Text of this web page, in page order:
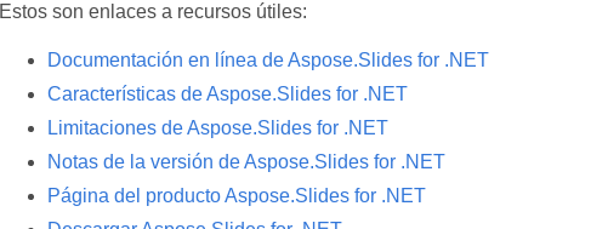
Estos son enlaces a recursos útiles:
Documentación en línea de Aspose.Slides for .NET
Características de Aspose.Slides for .NET
Limitaciones de Aspose.Slides for .NET
Notas de la versión de Aspose.Slides for .NET
Página del producto Aspose.Slides for .NET